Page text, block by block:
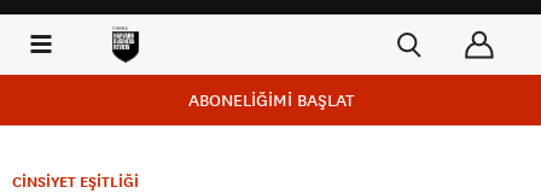
ABONELİĞİMİ BAŞLAT
CİNSİYET EŞİTLİĞİ